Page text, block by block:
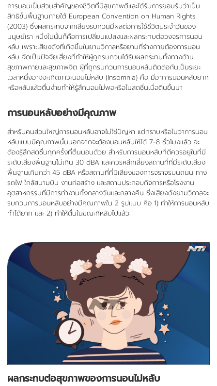
การนอนเป็นส่วนสำคัญของชีวิตที่มีสุขภาพดีและได้รับการยอมรับว่าเป็น
สิทธิขั้นพื้นฐานภายใต้ European Convention on Human Rights
(2003) ซึ่งผลกระทบจากเสียงรบกวนมีผลต่อการใช้ชีวิตประจำวันของ
มนุษย์เรา หนึ่งในนั้นก็คือการเปลี่ยนแปลงและผลกระทบต่อวงจรการนอน
หลับ เพราะเสียงดังที่เกิดขึ้นในยามวิกาลหรือยามที่ร่างกายต้องการนอน
หลับ จัดเป็นปัจจัยเสี่ยงที่ทำให้ผู้ถูกรบกวนได้รับผลกระทบทั้งทางด้าน
สุขภาพกายและสุขภาพจิต ผู้ที่ถูกรบกวนการนอนหลับติดต่อกันเป็นระยะ
เวลาหนึ่งอาจจะเกิดภาวะนอนไม่หลับ (Insomnia) คือ มีอาการนอนหลับยาก
หรือหลับแล้วตื่นง่ายทำให้รู้สึกนอนไม่พอหรือไม่สดชื่นเมื่อตื่นขึ้นมา
การนอนหลับอย่างมีคุณภาพ
สำหรับคนส่วนใหญ่การนอนหลับอาจไม่ใช่ปัญหา แต่ทราบหรือไม่ว่าการนอน
หลับแบบมีคุณภาพนั้นนอกจากจะต้องนอนหลับให้ได้ 7-8 ชั่วโมงแล้ว จะ
ต้องรู้สึกสดชื่นทุกครั้งที่ตื่นนอนด้วย สำหรับการนอนหลับที่ดีควรอยู่ในที่มี
ระดับเสียงพื้นฐานไม่เกิน 30 dBA และควรหลีกเลี่ยงสถานที่ที่มีระดับเสียง
พื้นฐานเกินกว่า 45 dBA หรือสถานที่ที่มีเสียงของการจราจรบนถนน ทาง
รถไฟ ใกล้สนามบิน งานก่อสร้าง และสถานประกอบกิจการหรือโรงงาน
อุตสาหกรรมที่มีการทำงานทั้งกลางวันและกลางคืน ซึ่งเสียงดังยามวิกาลจะ
รบกวนการนอนหลับอย่างมีคุณภาพใน 2 รูปแบบ คือ 1) ทำให้การนอนหลับ
ทำได้ยาก และ 2) ทำให้ตื่นในขณะที่หลับไปแล้ว
ผลกระทบต่อสุขภาพของการนอนไม่หลับ